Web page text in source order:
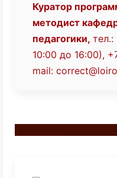
Куратор
методист
педагогики,
10:00 до 16:00),
mail: